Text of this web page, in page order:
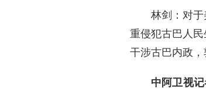
林剑：对
重侵犯古巴人
干涉古巴内政
中阿卫视